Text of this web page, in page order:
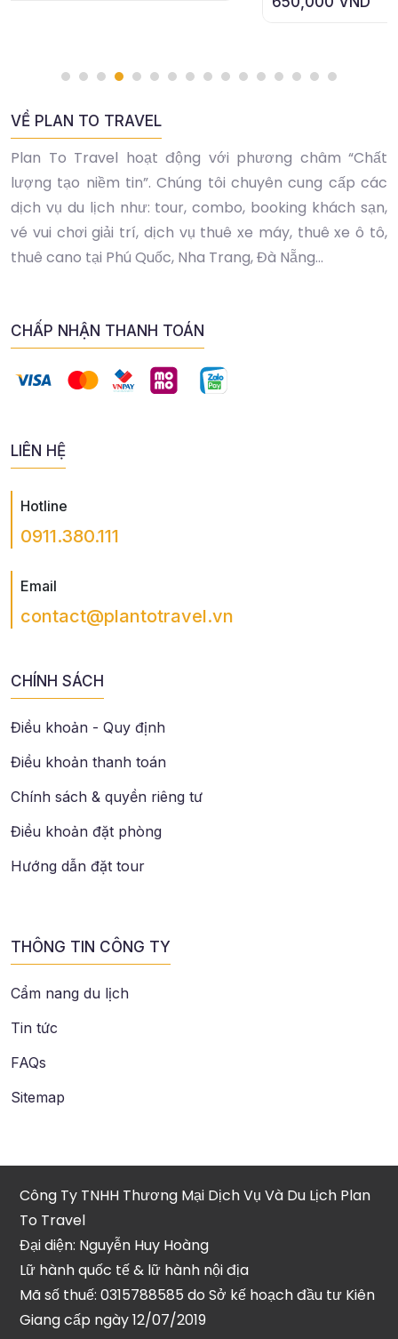
VỀ PLAN TO TRAVEL
Plan To Travel hoạt động với phương châm “Chất
lượng tạo niềm tin”. Chúng tôi chuyên cung cấp các
dịch vụ du lịch như: tour, combo, booking khách sạn,
vé vui chơi giải trí, dịch vụ thuê xe máy, thuê xe ô tô,
thuê cano tại Phú Quốc, Nha Trang, Đà Nẵng...
CHẤP NHẬN THANH TOÁN
LIÊN HỆ
Hotline
0911.380.111
Email
contact@plantotravel.vn
CHÍNH SÁCH
Điều khoản - Quy định
Điều khoản thanh toán
Chính sách & quyền riêng tư
Điều khoản đặt phòng
Hướng dẫn đặt tour
THÔNG TIN CÔNG TY
Cẩm nang du lịch
Tin tức
FAQs
Sitemap
Công Ty TNHH Thương Mại Dịch Vụ Và Du Lịch Plan
To Travel
Đại diện: Nguyễn Huy Hoàng
Lữ hành quốc tế & lữ hành nội địa
Mã số thuế: 0315788585 do Sở kế hoạch đầu tư Kiên
Giang cấp ngày 12/07/2019